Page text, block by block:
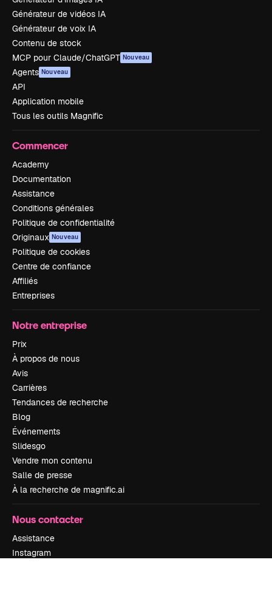
Générateur de vidéos IA
Générateur de voix IA
Contenu de stock
MCP pour Claude/ChatGPT Nouveau
Agents Nouveau
API
Application mobile
Tous les outils Magnific
Commencer
Academy
Documentation
Assistance
Conditions générales
Politique de confidentialité
Originaux Nouveau
Politique de cookies
Centre de confiance
Affiliés
Entreprises
Notre entreprise
Prix
À propos de nous
Avis
Carrières
Tendances de recherche
Blog
Événements
Slidesgo
Vendre mon contenu
Salle de presse
À la recherche de magnific.ai
Nous contacter
Assistance
Instagram